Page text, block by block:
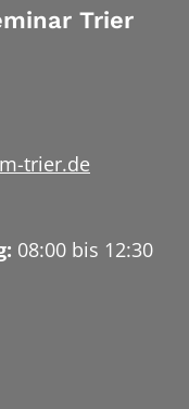
Trier
trier.de
08:00 bis 12:30